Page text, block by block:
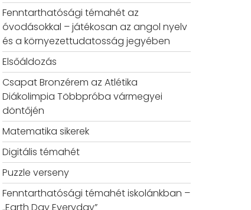
Fenntarthatósági témahét az
óvodásokkal – játékosan az angol nyelv
és a környezettudatosság jegyében
Elsőáldozás
Csapat Bronzérem az Atlétika
Diákolimpia Többpróba vármegyei
döntőjén
Matematika sikerek
Digitális témahét
Puzzle verseny
Fenntarthatósági témahét iskolánkban –